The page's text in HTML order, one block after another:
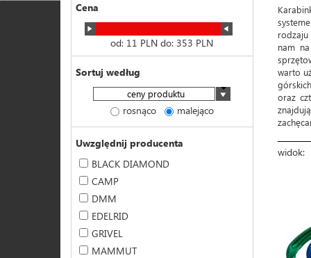
Cena
od: 11 PLN do: 353 PLN
Sortuj według
ceny produktu
rosnąco malejąco
Uwzględnij producenta
BLACK DIAMOND
CAMP
DMM
EDELRID
GRIVEL
MAMMUT
nam
warto
oraz
widok: